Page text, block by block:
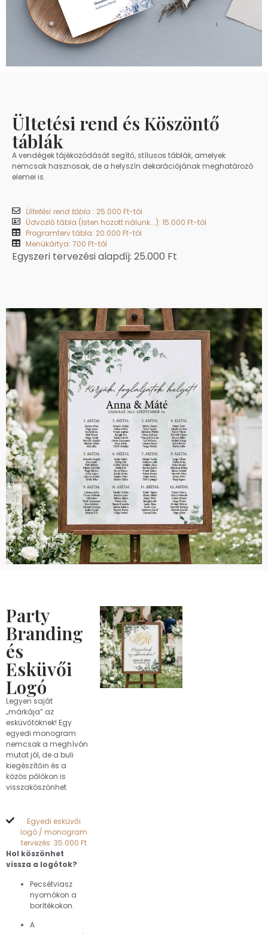
Ültetési rend és Köszöntő
táblák
A vendégek tájékozódását segítő, stílusos táblák, amelyek
nemcsak hasznosak, de a helyszín dekorációjának meghatározó
elemei is.
Ültetési rend tábla : 25.000 Ft-tól
Üdvözlő tábla (Isten hozott nálunk...): 15.000 Ft-tól
Programterv tábla: 20.000 Ft-tól
Menükártya: 700 Ft-tól
Egyszeri tervezési alapdíj: 25.000 Ft
Party
Branding
és
Esküvői
Logó
Legyen saját
„márkája” az
esküvőtöknek! Egy
egyedi monogram
nemcsak a meghívón
mutat jól, de a buli
kiegészítőin és a
közös pólókon is
visszaköszönhet
Egyedi esküvői
logó / monogram
tervezés: 35.000 Ft
Hol köszönhet
vissza a logótok?
Pecsétviasz
nyomókon a
borítékokon.
A